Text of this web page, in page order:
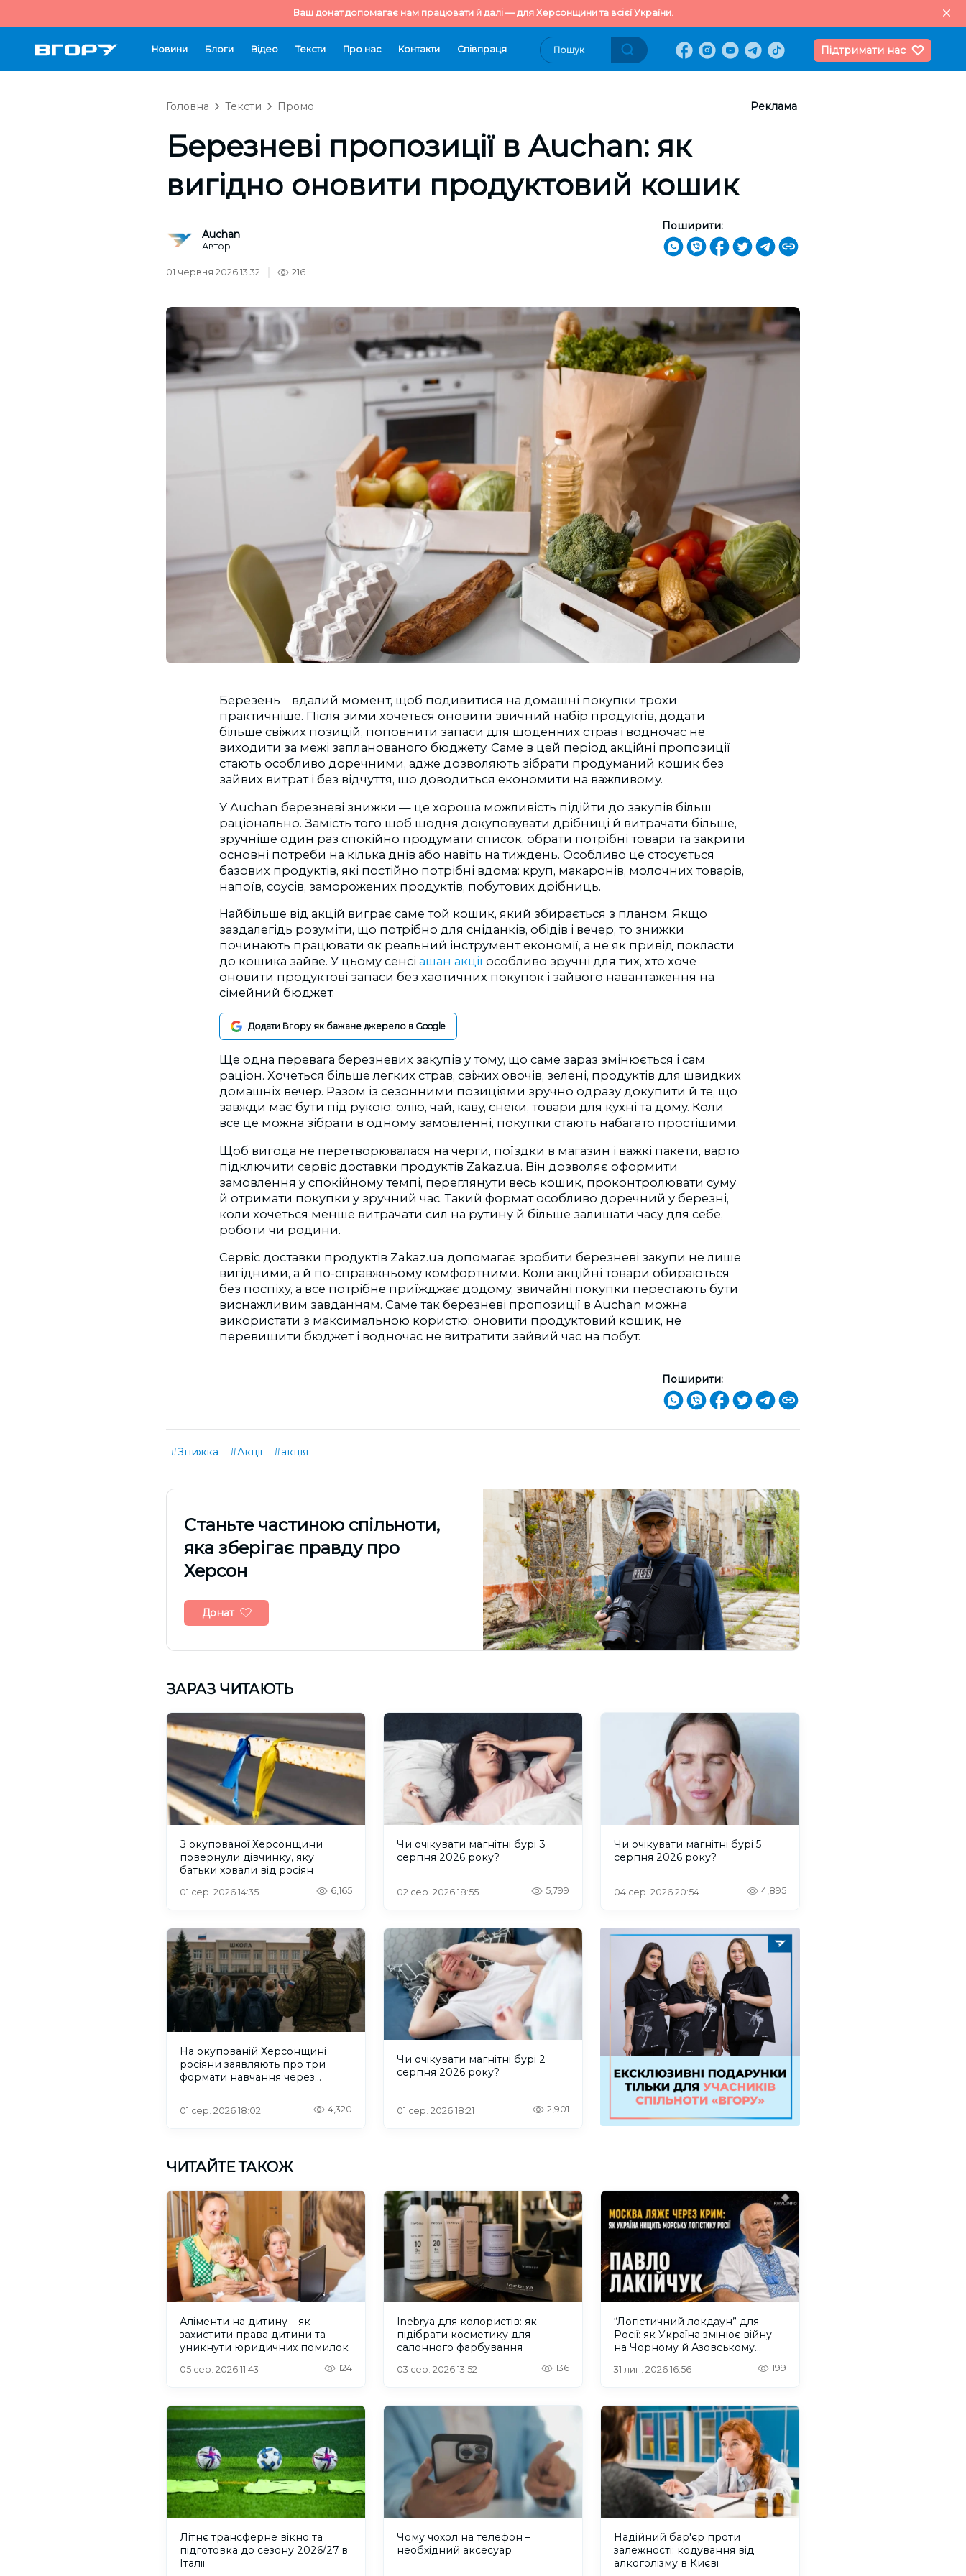
Ваш донат допомагає нам працювати й далі — для Херсонщини та всієї України.
Новини Блоги Відео Тексти Про нас Контакти Cпівпраця Підтримати нас
Головна Тексти Промо Реклама
Березневі пропозиції в Auchan: як
вигідно оновити продуктовий кошик
Auchan
Автор
Поширити:
01 червня 2026 13:32 216
Березень –вдалий момент, щоб подивитися на домашні покупки трохи
практичніше. Після зими хочеться оновити звичний набір продуктів, додати
більше свіжих позицій, поповнити запаси для щоденних страв і водночас не
виходити за межі запланованого бюджету. Саме в цей період акційні пропозиції
стають особливо доречними, адже дозволяють зібрати продуманий кошик без
зайвих витрат і без відчуття, що доводиться економити на важливому.
У Auchan березневі знижки — це хороша можливість підійти до закупів більш
раціонально. Замість того щоб щодня докуповувати дрібниці й витрачати більше,
зручніше один раз спокійно продумати список, обрати потрібні товари та закрити
основні потреби на кілька днів або навіть на тиждень. Особливо це стосується
базових продуктів, які постійно потрібні вдома: круп, макаронів, молочних товарів,
напоїв, соусів, заморожених продуктів, побутових дрібниць.
Найбільше від акцій виграє саме той кошик, який збирається з планом. Якщо
заздалегідь розуміти, що потрібно для сніданків, обідів і вечер, то знижки
починають працювати як реальний інструмент економії, а не як привід покласти
до кошика зайве. У цьому сенсі ашан акції особливо зручні для тих, хто хоче
оновити продуктові запаси без хаотичних покупок і зайвого навантаження на
сімейний бюджет.
Додати Вгору як бажане джерело в Google
Ще одна перевага березневих закупів у тому, що саме зараз змінюється і сам
раціон. Хочеться більше легких страв, свіжих овочів, зелені, продуктів для швидких
домашніх вечер. Разом із сезонними позиціями зручно одразу докупити й те, що
завжди має бути під рукою: олію, чай, каву, снеки, товари для кухні та дому. Коли
все це можна зібрати в одному замовленні, покупки стають набагато простішими.
Щоб вигода не перетворювалася на черги, поїздки в магазин і важкі пакети, варто
підключити сервіс доставки продуктів Zakaz.ua. Він дозволяє оформити
замовлення у спокійному темпі, переглянути весь кошик, проконтролювати суму
й отримати покупки у зручний час. Такий формат особливо доречний у березні,
коли хочеться менше витрачати сил на рутину й більше залишати часу для себе,
роботи чи родини.
Сервіс доставки продуктів Zakaz.ua допомагає зробити березневі закупи не лише
вигідними, а й по-справжньому комфортними. Коли акційні товари обираються
без поспіху, а все потрібне приїжджає додому, звичайні покупки перестають бути
виснажливим завданням. Саме так березневі пропозиції в Auchan можна
використати з максимальною користю: оновити продуктовий кошик, не
перевищити бюджет і водночас не витратити зайвий час на побут.
Поширити:
#Знижка #Акції #акція
Cтаньте частиною спільноти,
яка зберігає правду про
Херсон
Донат
ЗАРАЗ ЧИТАЮТЬ
З окупованої Херсонщини
повернули дівчинку, яку
батьки ховали від росіян
01 сер. 2026 14:35 6,165
Чи очікувати магнітні бурі 3
серпня 2026 року?
02 сер. 2026 18:55 5,799
Чи очікувати магнітні бурі 5
серпня 2026 року?
04 сер. 2026 20:54 4,895
На окупованій Херсонщині
росіяни заявляють про три
формати навчання через
01 сер. 2026 18:02 4,320
Чи очікувати магнітні бурі 2
серпня 2026 року?
01 сер. 2026 18:21 2,901
ЧИТАЙТЕ ТАКОЖ
Аліменти на дитину – як
захистити права дитини та
уникнути юридичних помилок
05 сер. 2026 11:43 124
Inebrya для колористів: як
підібрати косметику для
салонного фарбування
03 сер. 2026 13:52 136
“Логістичний локдаун” для
Росії: як Україна змінює війну
на Чорному й Азовському
31 лип. 2026 16:56 199
Літнє трансферне вікно та
підготовка до сезону 2026/27 в
Італії
Чому чохол на телефон –
необхідний аксесуар
Надійний бар'єр проти
залежності: кодування від
алкоголізму в Києві